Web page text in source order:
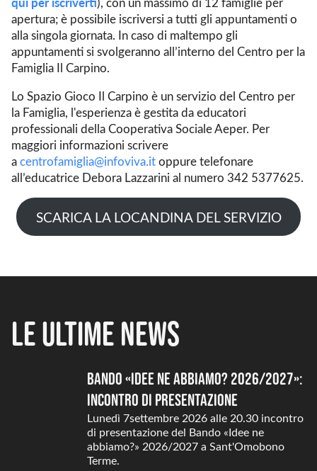
apertura; è possibile iscriversi a tutti gli appuntamenti o
alla singola giornata. In caso di maltempo gli
appuntamenti si svolgeranno all’interno del Centro per la
Famiglia Il Carpino.
Lo Spazio Gioco Il Carpino è un servizio del Centro per
la Famiglia, l'esperienza è gestita da educatori
professionali della Cooperativa Sociale Aeper. Per
maggiori informazioni scrivere
acentrofamiglia@infoviva.itoppure telefonare
all’educatrice Debora Lazzarini al numero 342 5377625.
SCARICA LA LOCANDINA DEL SERVIZIO
Le ultime news
Bando «Idee ne abbiamo? 2026/2027»:
incontro di presentazione
Lunedì 7settembre 2026 alle 20.30 incontro
di presentazione del Bando «Idee ne
abbiamo?» 2026/2027 a Sant'Omobono
Terme.